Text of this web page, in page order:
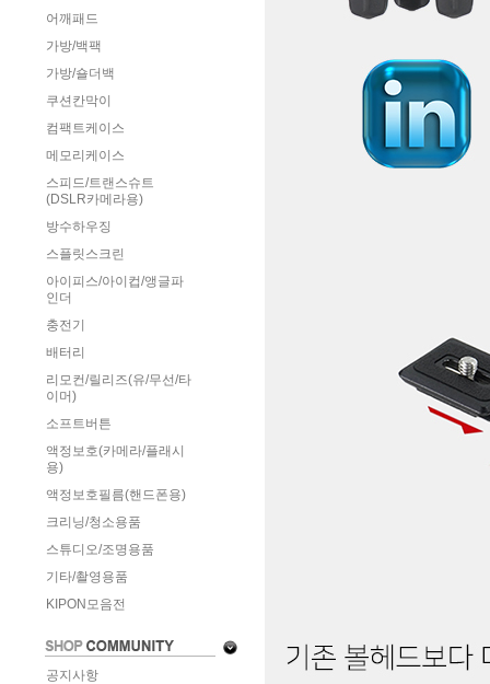
어깨패드
가방/백팩
가방/숄더백
쿠션칸막이
컴팩트케이스
메모리케이스
스피드/트랜스슈트
(DSLR카메라용)
방수하우징
스플릿스크린
아이피스/아이컵/앵글파
인더
충전기
배터리
리모컨/릴리즈(유/무선/타
이머)
소프트버튼
액정보호(카메라/플래시
용)
액정보호필름(핸드폰용)
크리닝/청소용품
스튜디오/조명용품
기타/촬영용품
KIPON모음전
공지사항